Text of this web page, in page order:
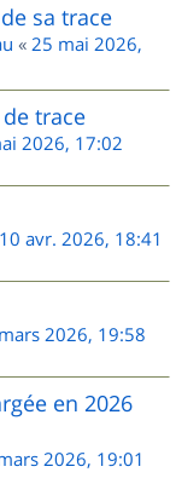
sa trace
« 25 mai 2026,
trace
2026, 17:02
10 avr. 2026, 18:41
2026, 19:58
en 2026
2026, 19:01